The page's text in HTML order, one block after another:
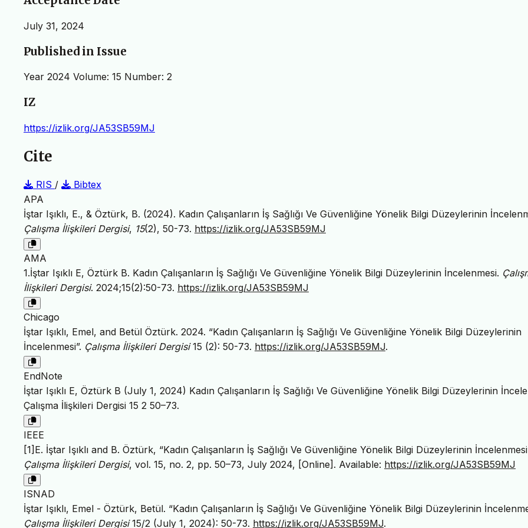
July 31, 2024
Published in Issue
Year 2024 Volume: 15 Number: 2
IZ
https://izlik.org/JA53SB59MJ
Cite
RIS /
Bibtex
APA
İştar Işıklı, E., & Öztürk, B. (2024). Kadın Çalışanların İş Sağlığı Ve Güvenliğine Yönelik Bilgi Düzeylerinin
Çalışma İlişkileri Dergisi, 15(2), 50-73. https://izlik.org/JA53SB59MJ
AMA
1.İştar Işıklı E, Öztürk B. Kadın Çalışanların İş Sağlığı Ve Güvenliğine Yönelik Bilgi Düzeylerinin İncelenmesi.
İlişkileri Dergisi. 2024;15(2):50-73. https://izlik.org/JA53SB59MJ
Chicago
İştar Işıklı, Emel, and Betül Öztürk. 2024. “Kadın Çalışanların İş Sağlığı Ve Güvenliğine Yönelik Bilgi Düzeylerinin
İncelenmesi”. Çalışma İlişkileri Dergisi15 (2): 50-73. https://izlik.org/JA53SB59MJ.
EndNote
İştar Işıklı E, Öztürk B (July 1, 2024) Kadın Çalışanların İş Sağlığı Ve Güvenliğine Yönelik Bilgi Düzeylerinin
Çalışma İlişkileri Dergisi 15 2 50–73.
IEEE
[1]E. İştar Işıklı and B. Öztürk, “Kadın Çalışanların İş Sağlığı Ve Güvenliğine Yönelik Bilgi Düzeylerinin
Çalışma İlişkileri Dergisi, vol. 15, no. 2, pp. 50–73, July 2024, [Online]. Available: https://izlik.org/JA53SB59MJ
ISNAD
İştar Işıklı, Emel - Öztürk, Betül. “Kadın Çalışanların İş Sağlığı Ve Güvenliğine Yönelik Bilgi Düzeylerinin
Çalışma İlişkileri Dergisi15/2 (July 1, 2024): 50-73. https://izlik.org/JA53SB59MJ.